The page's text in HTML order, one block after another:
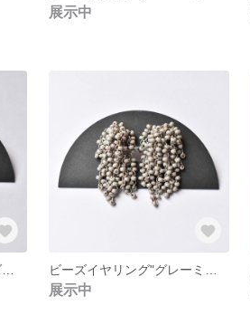
展示中
ビーズイヤリング"ラベンダーミディアム"
展示中